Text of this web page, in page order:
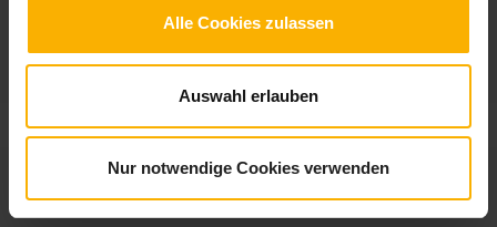
Alle Cookies zulassen
Auswahl erlauben
Nur notwendige Cookies verwenden
© 2026checklisten.de |Impressum |Datenschutz